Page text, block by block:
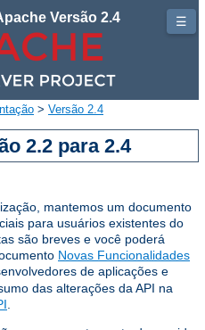
Versão 2.4
> Versão 2.4
2.2 para 2.4
mantemos um documento
para usuários existentes do
são breves e você poderá
Novas Funcionalidades
de aplicações e
das alterações da API na
☰